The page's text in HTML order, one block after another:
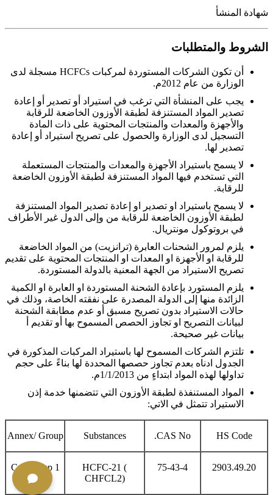
شهادة المنشأ
الشروط والمتطلبات
أن تكون الشركات المستوردة لمركبات HCFCs مسجلة لدى
الوزارة من عام 2012م.
يجب على المنشأة التي ترغب في استيراد أو تصدير أو إعادة
تصدير المواد المستنزفة لطبقة الأوزون الخاضعة للرقابة
والأجهزة والمعدات والمنتجات المحتوية على ذات المادة
التسجيل لدى الوزارة والحصول على تصريح استيراد أو إعادة
تصدير لها.
لا يسمح باستيراد الأجهزة والمعدات والمنتجات المستعملة
التي تستخدم فيها المواد المستنزفة لطبقة الأوزون الخاضعة
للرقابة.
لا يسمح باستيراد او تصدير او إعادة تصدير المواد المستنزفة
لطبقة الأوزون الخاضعة للرقابة من وإلى الدول غير الأطراف
في بروتوكول مونتريال.
يلزم لمرور الشحنات العابرة (ترانزيت) من المواد الخاضعة
للرقابة او الأجهزة او المعدات او المنتجات المحتوية على تقديم
تصريح الاستيراد من الجهة المعنية بالدولة المستوردة.
يلزم المستورد بإعادة الشحنة المستوردة او العابرة او الكمية
الزائدة منها إلى الدولة المصدرة على نفقته الخاصة، وذلك في
حالات الاستيراد بدون تصريح مسبق أو عدم مطابقة الشحنة
لبيانات التصريح او تجاوز الحصص المسموح بها أو تقديم أ
بيانات غير صحيحة.
تلتزم الشركات المسموح لها باستيراد المركبات المذكورة في
الجدول ادناه بعدم تجاوز حصصها المحددة لها بناءً على حجم
تداولها لهذه المواد ابتداءٍ من 1/1/2013م.
المواد المستنفذة لطبقة الأوزون التي تتضمنها خدمة إذن
الاستيراد تتمثل في الاتي:
HS Code
CAS No.
Substances
Annex/ Group
2903.49.20
75-43-4
HCFC-21 (
CHFCL2)
C – Group 1